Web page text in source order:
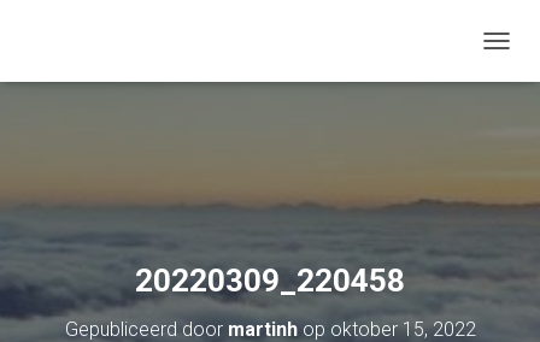
20220309_220458
Gepubliceerd door martinhop oktober 15, 2022